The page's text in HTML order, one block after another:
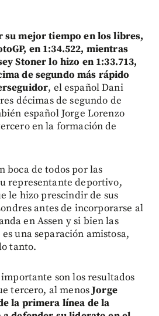
su mejor tiempo en los libres,
en 1:34.522, mientras
Stoner lo hizo en 1:33.713,
de segundo más rápido
, el español Dani
décimas de segundo de
español Jorge Lorenzo
en la formación de
boca de todos por las
representante deportivo,
le hizo prescindir de sus
antes de incorporarse al
en Assen y si bien las
una separación amistosa,
tanto.
son los resultados
tercero, al menosJorge
la primera línea de la